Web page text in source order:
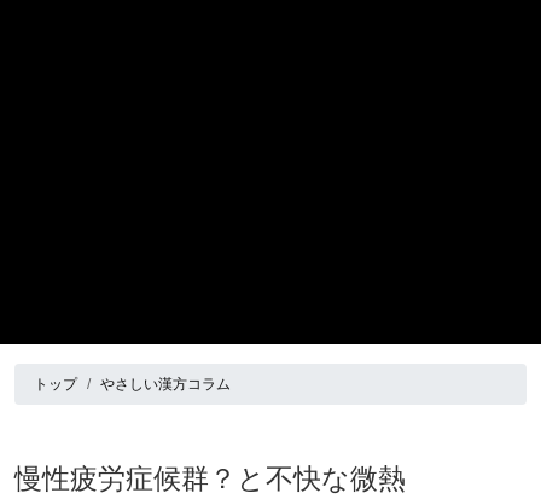
トップ やさしい漢方コラム
慢性疲労症候群？と不快な微熱